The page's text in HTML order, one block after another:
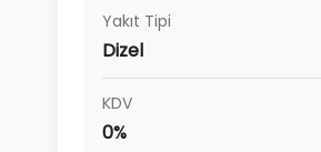
Yakıt Tipi
Dizel
KDV
0%